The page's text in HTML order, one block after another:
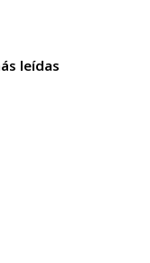
leídas